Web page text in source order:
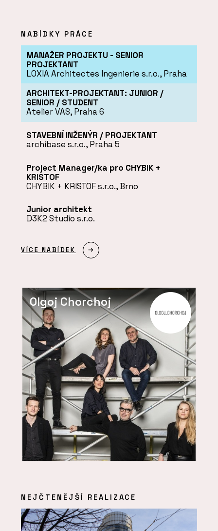
NABÍDKY PRÁCE
MANAŽER PROJEKTU - SENIOR
PROJEKTANT
LOXIA Architectes Ingenierie s.r.o., Praha
ARCHITEKT-PROJEKTANT: JUNIOR /
SENIOR / STUDENT
Atelier VAS, Praha 6
STAVEBNÍ INŽENÝR / PROJEKTANT
archibase s.r.o., Praha 5
Project Manager/ka pro CHYBIK +
KRISTOF
CHYBIK + KRISTOF s.r.o., Brno
Junior architekt
D3K2 Studio s.r.o.
VÍCE NABÍDEK
Olgoj Chorchoj
NEJČTENĚJŠÍ REALIZACE